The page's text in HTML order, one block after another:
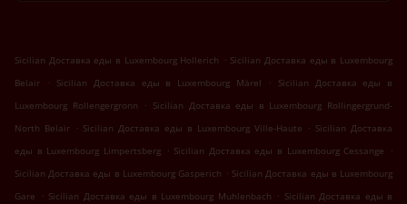
Sicilian Доставка еды в Luxembourg Hollerich . Sicilian Доставка еды в Luxembourg
Belair
. Sicilian Доставка еды в Luxembourg Märel .
Sicilian Доставка еды в
Luxembourg Rollengergronn
. Sicilian Доставка еды в Luxembourg Rollingergrund-
North Belair . Sicilian Доставка еды в Luxembourg Ville-Haute . Sicilian Доставка
еды в Luxembourg Limpertsberg . Sicilian Доставка еды в Luxembourg Cessange
.
Sicilian Доставка еды в Luxembourg Gasperich . Sicilian Доставка еды в Luxembourg
Gare
. Sicilian Доставка еды в Luxembourg Muhlenbach . Sicilian Доставка еды в